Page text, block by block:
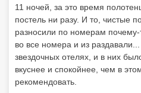
11 ночей, за это время
постель ни разу. И то, чистые
разносили по номерам почему-
во все номера и из
звездочных отелях, и в них
вкуснее и спокойнее, чем в
рекомендовать.